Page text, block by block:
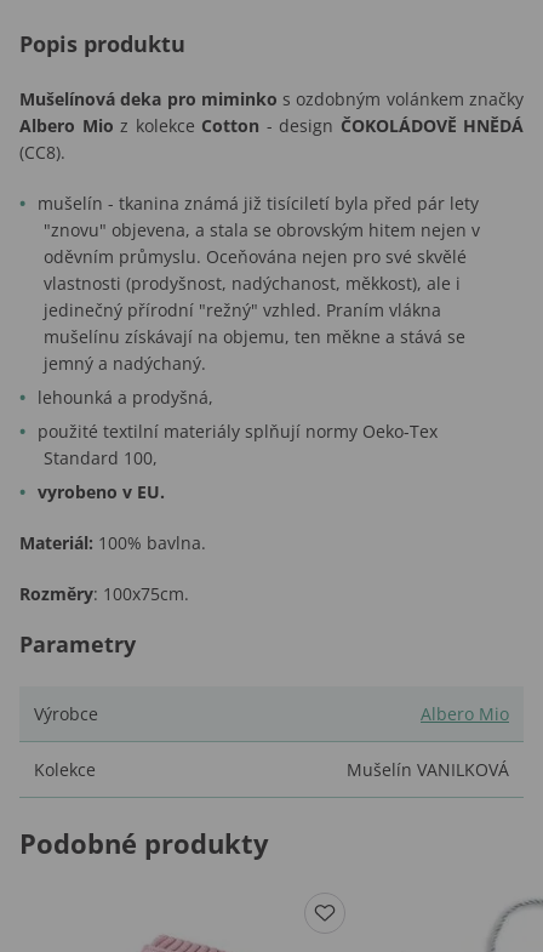
Popis produktu
Mušelínová deka pro miminko s ozdobným volánkem značky
Albero Mio z kolekce Cotton - design ČOKOLÁDOVĚ HNĚDÁ
(CC8).
mušelín - tkanina známá již tisíciletí byla před pár lety
"znovu" objevena, a stala se obrovským hitem nejen v
oděvním průmyslu. Oceňována nejen pro své skvělé
vlastnosti (prodyšnost, nadýchanost, měkkost), ale i
jedinečný přírodní "režný" vzhled. Praním vlákna
mušelínu získávají na objemu, ten měkne a stává se
jemný a nadýchaný.
lehounká a prodyšná,
použité textilní materiály splňují normy Oeko-Tex
Standard 100,
vyrobeno v EU.
Materiál: 100% bavlna.
Rozměry: 100x75cm.
Parametry
Výrobce Albero Mio
Kolekce Mušelín VANILKOVÁ
Podobné produkty